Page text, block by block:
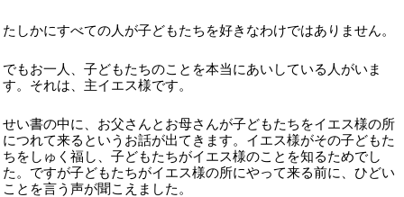
たしかにすべての人が子どもたちを好きなわけではありません。
でもお一人、子どもたちのことを本当にあいしている人がいま
す。それは、主イエス様です。
せい書の中に、お父さんとお母さんが子どもたちをイエス様の所
につれて来るというお話が出てきます。イエス様がその子どもた
ちをしゅく福し、子どもたちがイエス様のことを知るためでし
た。ですが子どもたちがイエス様の所にやって来る前に、ひどい
ことを言う声が聞こえました。